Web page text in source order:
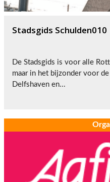
Stadsgids Schulden010
De Stadsgids is voor alle
maar in het bijzonder voor
Delfshaven en...